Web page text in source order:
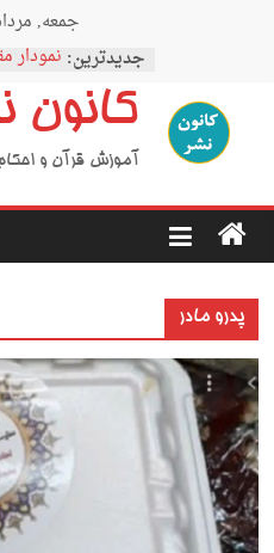
جمعه, مرداد ۱۶,
جدیدترین: نمودار
اردوی
اردوی
اردوی
اردوی
کانون
آموزش قرآن و
پدرو مادر